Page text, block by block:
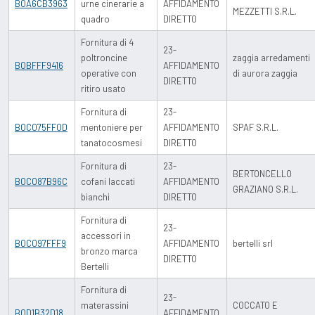
B0A6CB3963
urne cinerarie a
quadro
AFFIDAMENTO
DIRETTO
MEZZETTI S.R.L.
B0BFFF9416
Fornitura di 4
poltroncine
operative con
ritiro usato
23-
AFFIDAMENTO
DIRETTO
zaggia arredamenti
di aurora zaggia
B0C075FF0D
Fornitura di
mentoniere per
tanatocosmesi
23-
AFFIDAMENTO
DIRETTO
SPAF S.R.L.
B0C087B96C
Fornitura di
cofani laccati
bianchi
23-
AFFIDAMENTO
DIRETTO
BERTONCELLO
GRAZIANO S.R.L.
B0C097FFF9
Fornitura di
accessori in
bronzo marca
Bertelli
23-
AFFIDAMENTO
DIRETTO
bertelli srl
Fornitura di
materassini
23-
COCCATO E